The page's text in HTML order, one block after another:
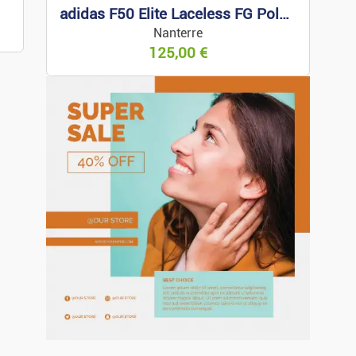
adidas F50 Elite Laceless FG Polar Victory 43 1/3
Nanterre
125,00€